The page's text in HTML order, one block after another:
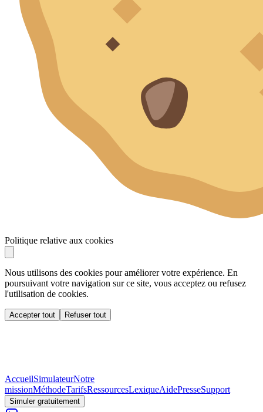
Politique relative aux cookies
Nous utilisons des cookies pour améliorer votre expérience. En
poursuivant votre navigation sur ce site, vous acceptez ou refusez
l'utilisation de cookies.
Accepter tout Refuser tout
AccueilSimulateurNotre
missionMéthodeTarifsRessourcesLexiqueAidePresseSupport
Simuler gratuitement